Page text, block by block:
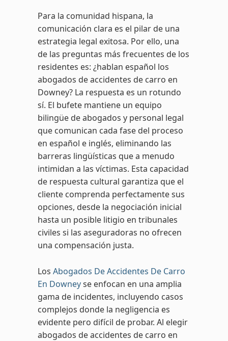
Para la comunidad hispana, la
comunicación clara es el pilar de una
estrategia legal exitosa. Por ello, una
de las preguntas más frecuentes de los
residentes es: ¿hablan español los
abogados de accidentes de carro en
Downey? La respuesta es un rotundo
sí. El bufete mantiene un equipo
bilingüe de abogados y personal legal
que comunican cada fase del proceso
en español e inglés, eliminando las
barreras lingüísticas que a menudo
intimidan a las víctimas. Esta capacidad
de respuesta cultural garantiza que el
cliente comprenda perfectamente sus
opciones, desde la negociación inicial
hasta un posible litigio en tribunales
civiles si las aseguradoras no ofrecen
una compensación justa.
Los Abogados De Accidentes De Carro
En Downeyse enfocan en una amplia
gama de incidentes, incluyendo casos
complejos donde la negligencia es
evidente pero difícil de probar. Al elegir
abogados de accidentes de carro en